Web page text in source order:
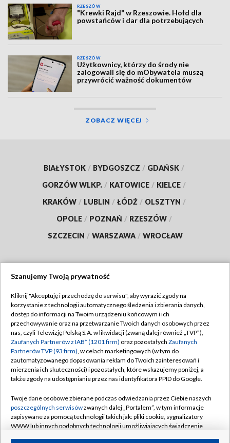
RZESZÓW
"Krewki Rajd" w Rzeszowie. Hołd dla
powstańców i dar dla potrzebujących
RZESZÓW
Użytkownicy, którzy do środy nie
zalogowali się do mObywatela muszą
przywrócić ważność dokumentów
ZOBACZ WIĘCEJ
BIAŁYSTOK / BYDGOSZCZ / GDAŃSK /
GORZÓW WLKP. / KATOWICE / KIELCE /
KRAKÓW / LUBLIN / ŁÓDŹ / OLSZTYN /
OPOLE / POZNAŃ / RZESZÓW /
SZCZECIN / WARSZAWA / WROCŁAW
TVP
Abonament TVP
Emisja w TVP
Centrum informacji TVP
Naziemna Telewizja Cyfrowa
Rada Programowa
System NOS
Informacje o nadawcy
Regulamin TVP
Polityka prywatności
Moje zgody
Pomoc
Kontakt
Kanały
Szanujemy Twoją prywatność
Kliknij "Akceptuję i przechodzę do serwisu", aby wyrazić zgody na
korzystanie z technologii automatycznego śledzenia i zbierania danych,
dostęp do informacji na Twoim urządzeniu końcowym i ich
przechowywanie oraz na przetwarzanie Twoich danych osobowych przez
nas, czyli Telewizję Polską S.A. w likwidacji (zwaną dalej również „TVP”),
Zaufanych Partnerów z IAB* (1201 firm) oraz pozostałych Zaufanych
Partnerów TVP (93 firm), w celach marketingowych (w tym do
zautomatyzowanego dopasowania reklam do Twoich zainteresowań i
mierzenia ich skuteczności) i pozostałych, które wskazujemy poniżej, a
także zgody na udostępnianie przez nas identyfikatora PPID do Google.
Twoje dane osobowe zbierane podczas odwiedzania przez Ciebie naszych
poszczególnych serwisówzwanych dalej „Portalem”, w tym informacje
zapisywane za pomocą technologii takich jak: pliki cookie, sygnalizatory
WWW lub innych podobnych technologii umożliwiających świadczenie